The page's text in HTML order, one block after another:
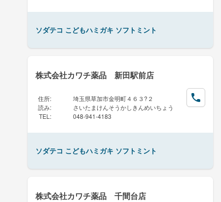
ソダテコ こどもハミガキ ソフトミント
株式会社カワチ薬品 新田駅前店
住所:
埼玉県草加市金明町４６３?２
読み:
さいたまけんそうかしきんめいちょう
TEL : 048-941-4183
ソダテコ こどもハミガキ ソフトミント
株式会社カワチ薬品 千間台店